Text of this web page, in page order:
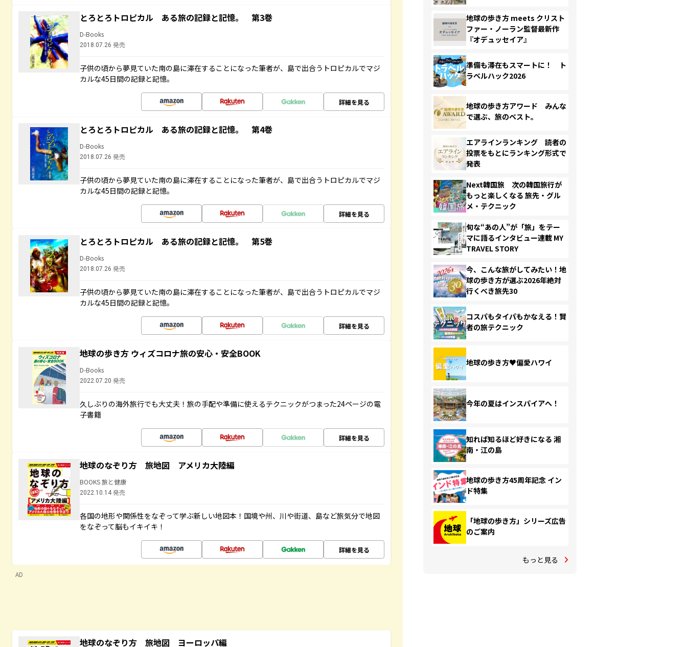
とろとろトロピカル ある旅の記録と記憶。 第3巻
D-Books
2018.07.26 発売
子供の頃から夢見ていた南の島に滞在することになった筆者が、島で出合うトロピカルでマジ
カルな45日間の記録と記憶。
詳細を見る
とろとろトロピカル ある旅の記録と記憶。 第4巻
D-Books
2018.07.26 発売
子供の頃から夢見ていた南の島に滞在することになった筆者が、島で出合うトロピカルでマジ
カルな45日間の記録と記憶。
詳細を見る
とろとろトロピカル ある旅の記録と記憶。 第5巻
D-Books
2018.07.26 発売
子供の頃から夢見ていた南の島に滞在することになった筆者が、島で出合うトロピカルでマジ
カルな45日間の記録と記憶。
詳細を見る
地球の歩き方 ウィズコロナ旅の安心・安全BOOK
D-Books
2022.07.20 発売
久しぶりの海外旅行でも大丈夫！旅の手配や準備に使えるテクニックがつまった24ページの電
子書籍
詳細を見る
地球のなぞり方 旅地図 アメリカ大陸編
BOOKS 旅と健康
2022.10.14 発売
各国の地形や関係性をなぞって学ぶ新しい地図本！国境や州、川や街道、島など旅気分で地図
をなぞって脳もイキイキ！
詳細を見る
AD
地球のなぞり方 旅地図 ヨーロッパ編
地球の歩き方 meets クリスト
ファー・ノーラン監督最新作
『オデュッセイア』
準備も滞在もスマートに！ ト
ラベルハック2026
地球の歩き方アワード みんな
で選ぶ、旅のベスト。
エアラインランキング 読者の
投票をもとにランキング形式で
発表
Next韓国旅 次の韓国旅行が
もっと楽しくなる 旅先・グル
メ・テクニック
旬な“あの人”が「旅」をテー
マに語るインタビュー連載 MY
TRAVEL STORY
今、こんな旅がしてみたい！地
球の歩き方が選ぶ2026年絶対
行くべき旅先30
コスパもタイパもかなえる！賢
者の旅テクニック
地球の歩き方♥偏愛ハワイ
今年の夏はインスパイアへ！
知れば知るほど好きになる 湘
南・江の島
地球の歩き方45周年記念 イン
ド特集
「地球の歩き方」シリーズ広告
のご案内
もっと見る